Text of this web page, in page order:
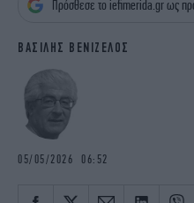
iBOOKS
NEWSLETTER
Πρόσθεσε το iefimerida.gr ως
ΒΑΣΙΛΗΣ ΒΕΝΙΖΕΛΟΣ
05/05/2026 06:52